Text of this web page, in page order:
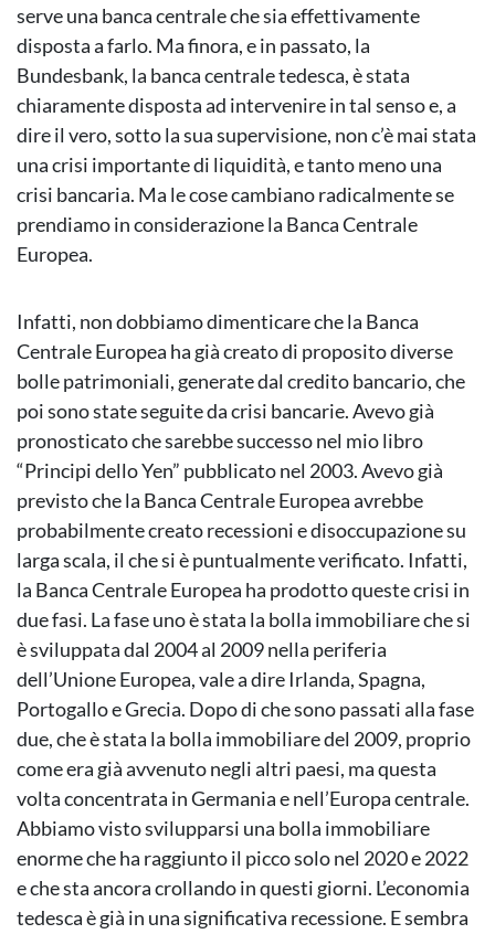
serve una banca centrale che sia effettivamente
disposta a farlo. Ma finora, e in passato, la
Bundesbank, la banca centrale tedesca, è stata
chiaramente disposta ad intervenire in tal senso e, a
dire il vero, sotto la sua supervisione, non c’è mai stata
una crisi importante di liquidità, e tanto meno una
crisi bancaria. Ma le cose cambiano radicalmente se
prendiamo in considerazione la Banca Centrale
Europea.
Infatti, non dobbiamo dimenticare che la Banca
Centrale Europea ha già creato di proposito diverse
bolle patrimoniali, generate dal credito bancario, che
poi sono state seguite da crisi bancarie. Avevo già
pronosticato che sarebbe successo nel mio libro
“Principi dello Yen” pubblicato nel 2003. Avevo già
previsto che la Banca Centrale Europea avrebbe
probabilmente creato recessioni e disoccupazione su
larga scala, il che si è puntualmente verificato. Infatti,
la Banca Centrale Europea ha prodotto queste crisi in
due fasi. La fase uno è stata la bolla immobiliare che si
è sviluppata dal 2004 al 2009 nella periferia
dell’Unione Europea, vale a dire Irlanda, Spagna,
Portogallo e Grecia. Dopo di che sono passati alla fase
due, che è stata la bolla immobiliare del 2009, proprio
come era già avvenuto negli altri paesi, ma questa
volta concentrata in Germania e nell’Europa centrale.
Abbiamo visto svilupparsi una bolla immobiliare
enorme che ha raggiunto il picco solo nel 2020 e 2022
e che sta ancora crollando in questi giorni. L’economia
tedesca è già in una significativa recessione. E sembra